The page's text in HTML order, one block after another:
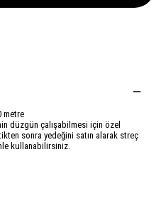
metre
düzgün çalışabilmesi için özel
sonra yedeğini satın alarak streç
kullanabilirsiniz.